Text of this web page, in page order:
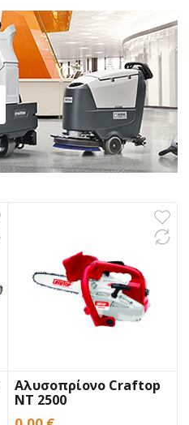
Αλυσοπρίονο Craftop
NT 2500